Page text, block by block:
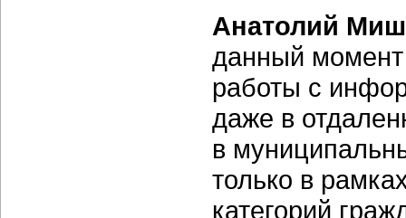
Анатолий
данный момент
работы с
даже в
в
только в
категорий